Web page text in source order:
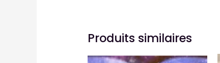
Produits similaires